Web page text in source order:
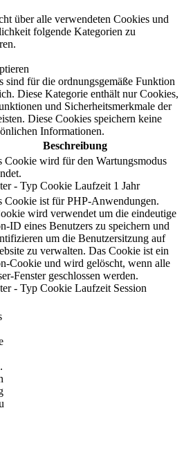
über alle verwendeten Cookies und
folgende Kategorien zu
sind für die ordnungsgemäße Funktion
Diese Kategorie enthält nur Cookies,
und Sicherheitsmerkmale der
Diese Cookies speichern keine
Informationen.
Beschreibung
Cookie wird für den Wartungsmodus
- Typ Cookie Laufzeit 1 Jahr
Cookie ist für PHP-Anwendungen.
wird verwendet um die eindeutige
ID eines Benutzers zu speichern und
um die Benutzersitzung auf
zu verwalten. Das Cookie ist ein
Cookie und wird gelöscht, wenn alle
Fenster geschlossen werden.
- Typ Cookie Laufzeit Session